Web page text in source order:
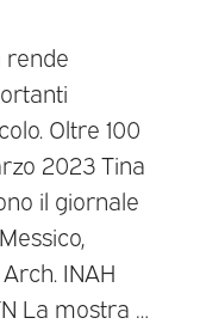
rende
Oltre 100
2023 Tina
il giornale
INAH
La mostra …